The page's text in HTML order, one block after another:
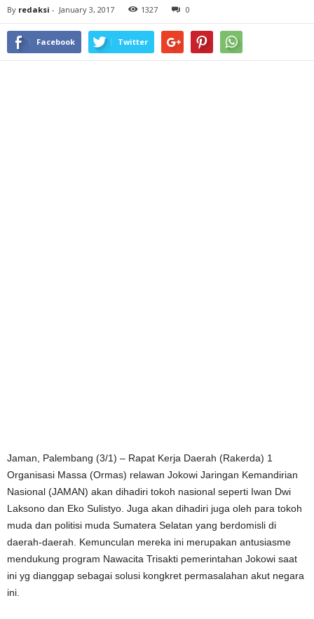
By redaksi - January 3, 2017 1327 0
Facebook Twitter
Jaman, Palembang (3/1) – Rapat Kerja Daerah (Rakerda) 1
Organisasi Massa (Ormas) relawan Jokowi Jaringan Kemandirian
Nasional (JAMAN) akan dihadiri tokoh nasional seperti Iwan Dwi
Laksono dan Eko Sulistyo. Juga akan dihadiri juga oleh para tokoh
muda dan politisi muda Sumatera Selatan yang berdomisli di
daerah-daerah. Kemunculan mereka ini merupakan antusiasme
mendukung program Nawacita Trisakti pemerintahan Jokowi saat
ini yg dianggap sebagai solusi kongkret permasalahan akut negara
ini.